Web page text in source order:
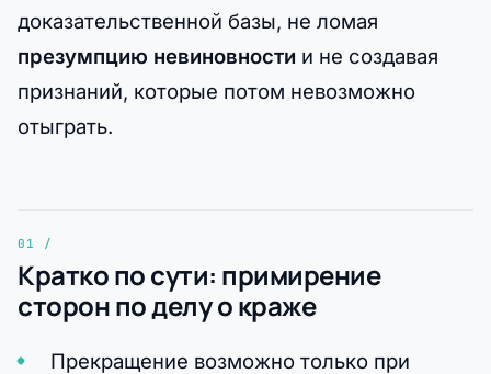
доказательственной базы, не ломая
презумпцию невиновности и не создавая
признаний, которые потом невозможно
отыграть.
Кратко по сути: примирение
сторон по делу о краже
Прекращение возможно только при